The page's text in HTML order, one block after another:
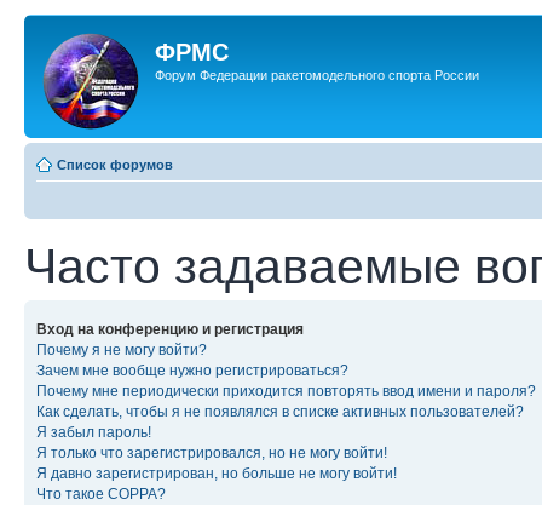
ФРМС
Форум Федерации ракетомодельного спорта России
Список форумов
Часто задаваемые
Вход на конференцию и регистрация
Почему я не могу войти?
Зачем мне вообще нужно регистрироваться?
Почему мне периодически приходится повторять ввод имени и пароля?
Как сделать, чтобы я не появлялся в списке активных пользователей?
Я забыл пароль!
Я только что зарегистрировался, но не могу войти!
Я давно зарегистрирован, но больше не могу войти!
Что такое COPPA?